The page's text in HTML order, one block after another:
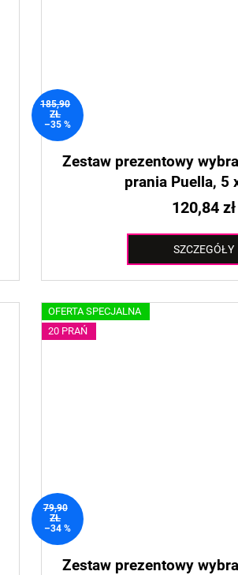
185,90
ZŁ
–35 %
Zestaw prezentowy
prania Puella, 5
120,84 zł
SZCZEGÓŁY
OFERTA SPECJALNA
20 PRAŃ
79,90
ZŁ
–34 %
Zestaw prezentowy